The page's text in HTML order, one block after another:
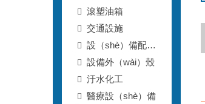
滾塑油箱
交通設施
設（shè）備配套
滾（gǔn）塑箱
設備外（wài）殼
汙水化工
醫療設（shè）備